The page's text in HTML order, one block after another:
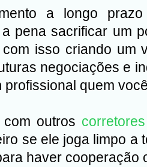
a longo
pena sacrificar um
com isso criando um
negociações e
profissional quem
outros
se ele joga limpo a
haver